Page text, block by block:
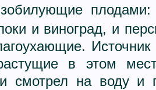
и виноград, и
в этом
смотрел на воду и